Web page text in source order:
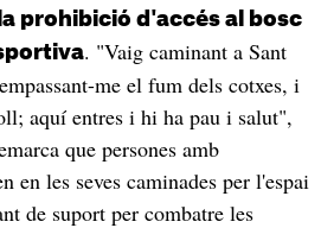
prohibició d'accés al bosc
. "Vaig caminant a Sant
me el fum dels cotxes, i
aquí entres i hi ha pau i salut",
que persones amb
en les seves caminades per l'espai
de suport per combatre les